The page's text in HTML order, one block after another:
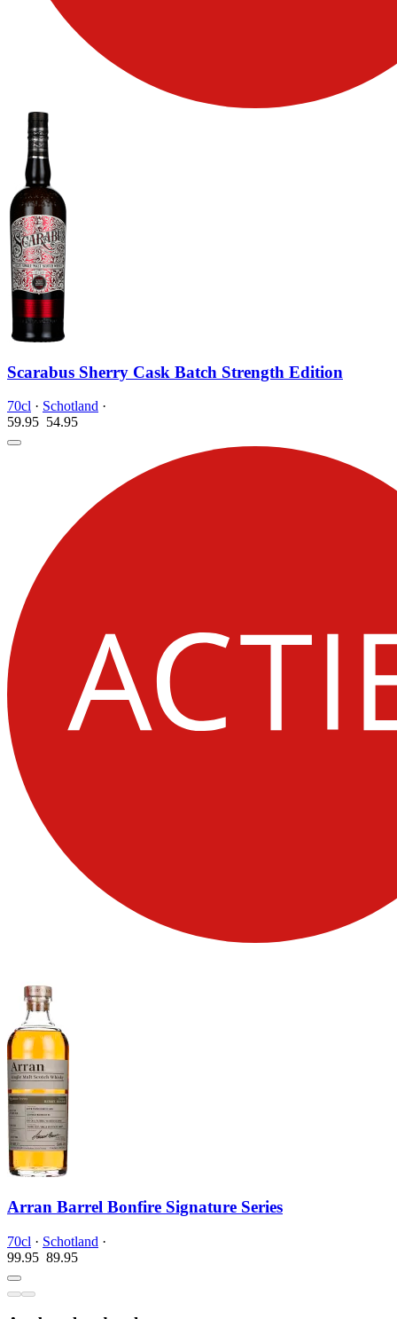
Scarabus Sherry Cask Batch Strength Edition
70cl · Schotland ·
59.95 54.95
Arran Barrel Bonfire Signature Series
70cl · Schotland ·
99.95 89.95